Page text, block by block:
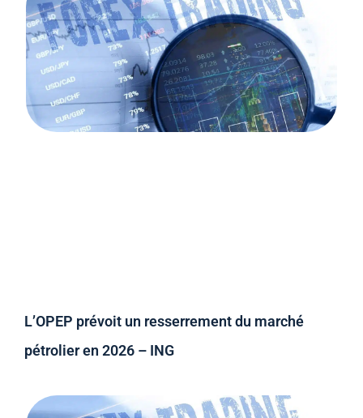
L’OPEP prévoit un resserrement du marché
pétrolier en 2026 – ING